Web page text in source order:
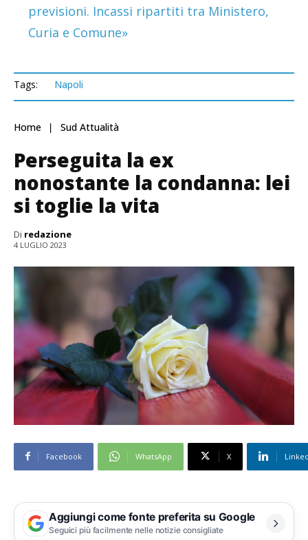
previsioni. Incassi ripartiti tra Ministero,
Curia e Comune»
Tags: Napoli
Home Sud Attualità
Perseguita la ex
nonostante la condanna: lei
si toglie la vita
Di redazione
4 LUGLIO 2023
Facebook WhatsApp X
Aggiungi come fonte preferita su Google
Seguici più facilmente nelle notizie consigliate